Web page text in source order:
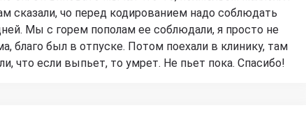
сказали, чо перед кодированием надо соблюдать
Мы с горем пополам ее соблюдали, я просто не
благо был в отпуске. Потом поехали в клинику, там
что если выпьет, то умрет. Не пьет пока. Спасибо!